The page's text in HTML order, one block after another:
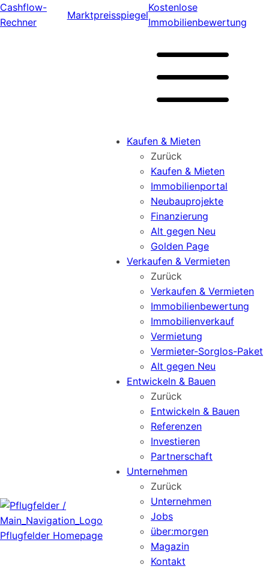
Cashflow-
Rechner
Marktpreisspiegel
Kostenlose
Immobilienbewertung
Pflugfelder Homepage
Kaufen & Mieten
Zurück
Kaufen & Mieten
Immobilienportal
Neubauprojekte
Finanzierung
Alt gegen Neu
Golden Page
Verkaufen & Vermieten
Zurück
Verkaufen & Vermieten
Immobilienbewertung
Immobilienverkauf
Vermietung
Vermieter-Sorglos-Paket
Alt gegen Neu
Entwickeln & Bauen
Zurück
Entwickeln & Bauen
Referenzen
Investieren
Partnerschaft
Unternehmen
Zurück
Unternehmen
Jobs
über:morgen
Magazin
Kontakt